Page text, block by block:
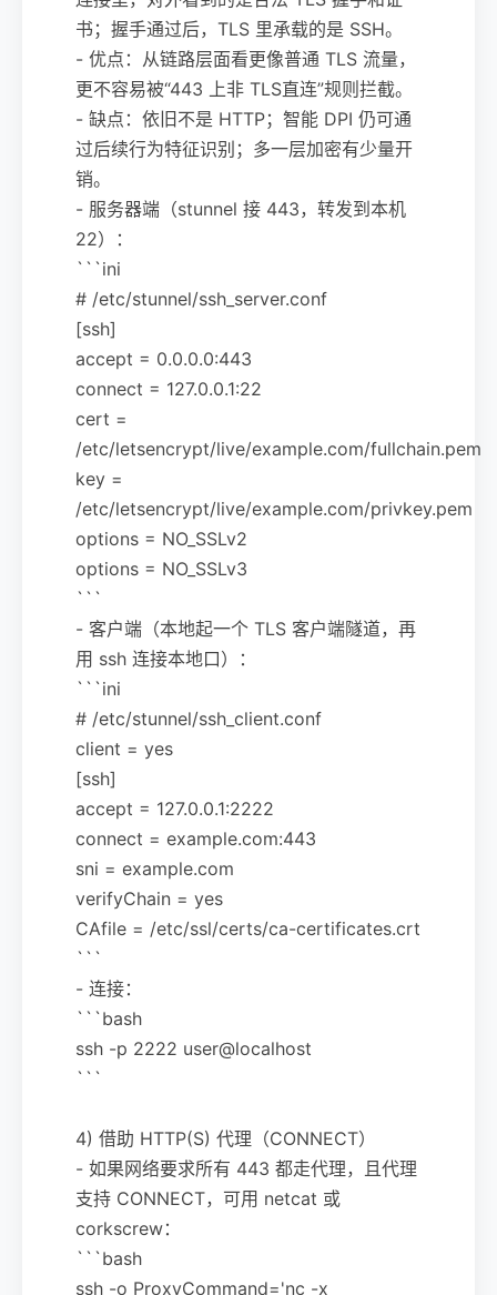
书；握手通过后，TLS 里承载的是 SSH。
- 优点：从链路层面看更像普通 TLS 流量，
更不容易被“443 上非 TLS直连”规则拦截。
- 缺点：依旧不是 HTTP；智能 DPI 仍可通
过后续行为特征识别；多一层加密有少量开
销。
- 服务器端（stunnel 接 443，转发到本机
22）：
```ini
# /etc/stunnel/ssh_server.conf
[ssh]
accept = 0.0.0.0:443
connect = 127.0.0.1:22
cert =
/etc/letsencrypt/live/example.com/fullchain.pem
key =
/etc/letsencrypt/live/example.com/privkey.pem
options = NO_SSLv2
options = NO_SSLv3
```
- 客户端（本地起一个 TLS 客户端隧道，再
用 ssh 连接本地口）：
```ini
# /etc/stunnel/ssh_client.conf
client = yes
[ssh]
accept = 127.0.0.1:2222
connect = example.com:443
sni = example.com
verifyChain = yes
CAfile = /etc/ssl/certs/ca-certificates.crt
```
- 连接：
```bash
ssh -p 2222 user@localhost
```
4) 借助 HTTP(S) 代理（CONNECT）
- 如果网络要求所有 443 都走代理，且代理
支持 CONNECT，可用 netcat 或
corkscrew：
```bash
ssh -o ProxyCommand='nc -x